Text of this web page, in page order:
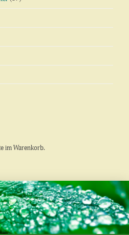
im Warenkorb.